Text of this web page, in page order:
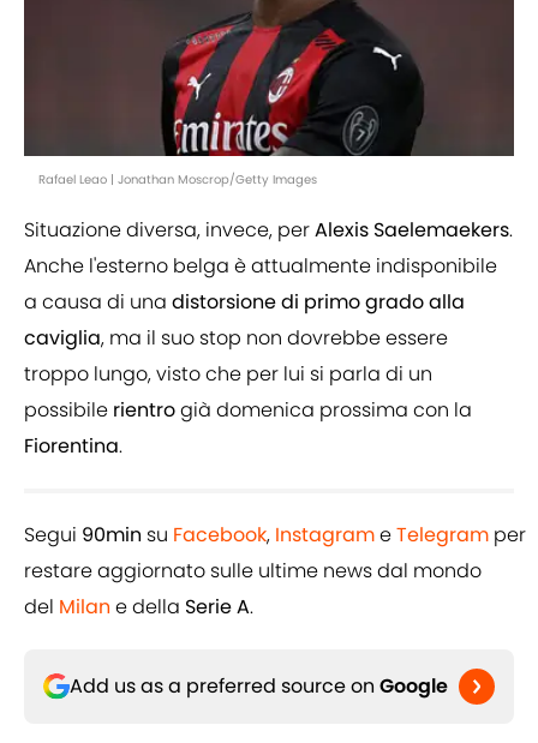
Rafael Leao | Jonathan Moscrop/Getty Images
Situazione diversa, invece, perAlexis Saelemaekers.
Anche l'esterno belga è attualmente indisponibile
a causa di una distorsionedi primo grado alla
caviglia, ma il suo stop non dovrebbe essere
troppo lungo, visto che per lui si parla di un
possibile rientrogià domenica prossima con la
Fiorentina.
Segui 90min su Facebook, InstagrameTelegram per
restare aggiornato sulle ultime news dal mondo
del Milan e della Serie A.
Add us as a preferred source on Google